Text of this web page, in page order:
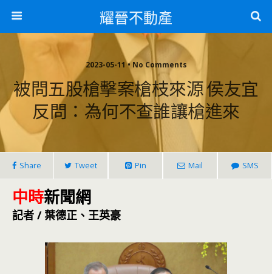
耀晉不動產
2023-05-11 • No Comments
被問五股槍擊案槍枝來源 侯友宜
反問：為何不查誰讓槍進來
Share Tweet Pin Mail SMS
中時新聞網
記者 / 葉德正、王英豪